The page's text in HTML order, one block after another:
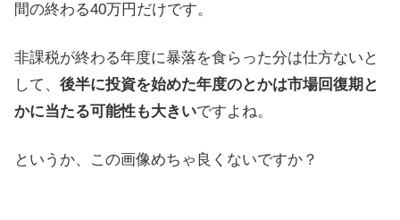
間の終わる40万円だけです。
非課税が終わる年度に暴落を食らった分は仕方ないと
して、 後半に投資を始めた年度のとかは市場回復期と
かに当たる可能性も大きいですよね。
というか、この画像めちゃ良くないですか？